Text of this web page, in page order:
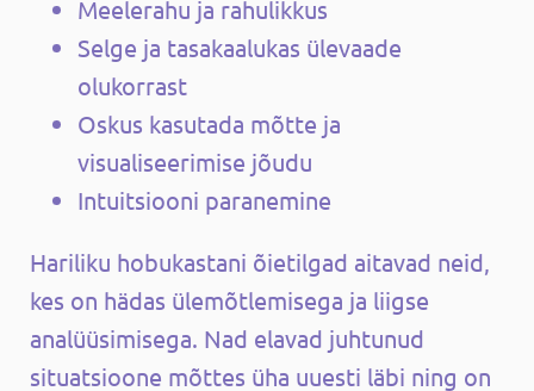
Meelerahu ja rahulikkus
Selge ja tasakaalukas ülevaade
olukorrast
Oskus kasutada mõtte ja
visualiseerimise jõudu
Intuitsiooni paranemine
Hariliku hobukastani õietilgad aitavad neid,
kes on hädas ülemõtlemisega ja liigse
analüüsimisega. Nad elavad juhtunud
situatsioone mõttes üha uuesti läbi ning on